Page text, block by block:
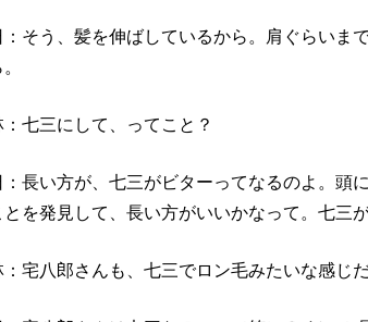
：そう、髪を伸ばしているから。肩ぐらいま
：七三にして、ってこと？
：長い方が、七三がビターってなるのよ。頭
とを発見して、長い方がいいかなって。七三
：宅八郎さんも、七三でロン毛みたいな感じ